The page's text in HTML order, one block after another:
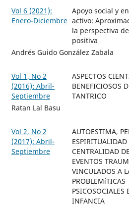
Vol 6 (2021):
Enero-Diciembre
Apoyo social y
activo:
la perspectiva
positiva
Andrés Guido González Zabala
Vol 1, No 2
(2016): Abril-
Septiembre
ASPECTOS
BENEFICIOSOS
TANTRICO
Ratan Lal Basu
Vol 2, No 2
(2017): Abril-
Septiembre
AUTOESTIMA,
ESPIRITUALIDAD
CENTRALIDAD
EVENTOS
VINCULADOS A
PROBLEMíTICAS
PSICOSOCIALES
INFANCIA